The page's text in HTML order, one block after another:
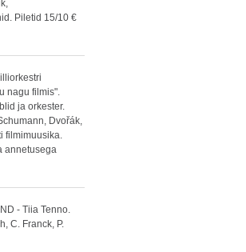
Piletid 15/10 €
nagu filmis".
ja orkester.
Dvořák,
filmimuusika.
annetusega
- Tiia Tenno.
C. Franck, P.